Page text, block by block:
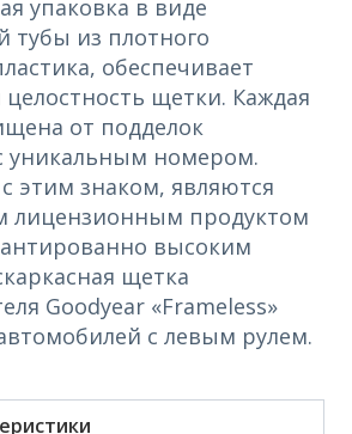
упаковка в виде
тубы из плотного
обеспечивает
целостность щетки. Каждая
от подделок
уникальным номером.
этим знаком, являются
лицензионным продуктом
высоким
щетка
Goodyear «Frameless»
с левым рулем.